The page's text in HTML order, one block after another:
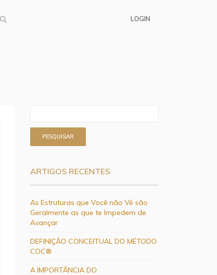
LOGIN
ARTIGOS RECENTES
As Estruturas que Você não Vê são
Geralmente as que te Impedem de
Avançar
DEFINIÇÃO CONCEITUAL DO MÉTODO
COC®
A IMPORTÂNCIA DO